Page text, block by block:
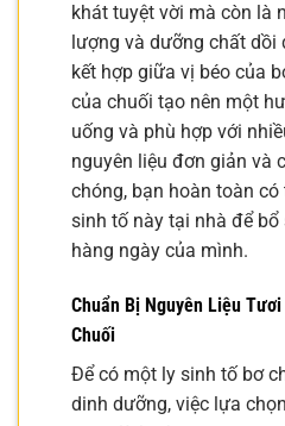
khát tuyệt vời mà còn là
lượng và dưỡng chất dồi
kết hợp giữa vị béo của
của chuối tạo nên một
uống và phù hợp với
nguyên liệu đơn giản và
chóng, bạn hoàn toàn
sinh tố này tại nhà để
hàng ngày của mình.
Chuẩn Bị Nguyên Liệu
Chuối
Để có một ly sinh tố bơ
dinh dưỡng, việc lựa